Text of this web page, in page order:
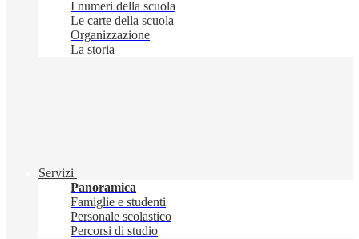
I numeri della scuola
Le carte della scuola
Organizzazione
La storia
Servizi
Panoramica
Famiglie e studenti
Personale scolastico
Percorsi di studio